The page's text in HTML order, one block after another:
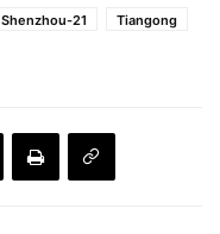
Shenzhou-21
Tiangong